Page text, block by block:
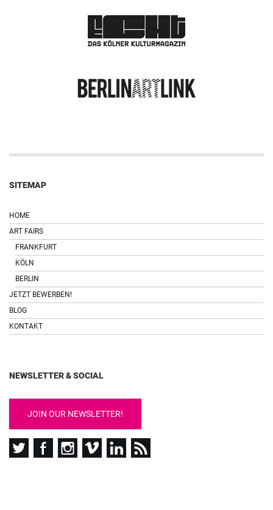
SITEMAP
HOME
ART FAIRS
FRANKFURT
KÖLN
BERLIN
JETZT BEWERBEN!
BLOG
KONTAKT
NEWSLETTER & SOCIAL
JOIN OUR NEWSLETTER!